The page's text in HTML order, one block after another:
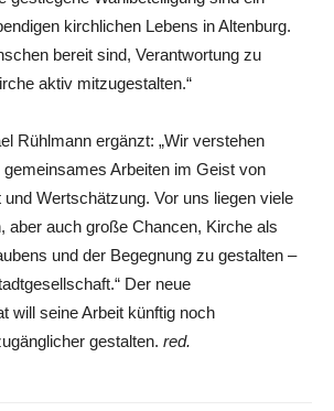
kirchlichen Lebens in Altenburg.
bereit sind, Verantwortung zu
aktiv mitzugestalten.“
Rühlmann ergänzt: „Wir verstehen
gemeinsames Arbeiten im Geist von
Wertschätzung. Vor uns liegen viele
aber auch große Chancen, Kirche als
und der Begegnung zu gestalten –
Der neue
will seine Arbeit künftig noch
gestalten. red.